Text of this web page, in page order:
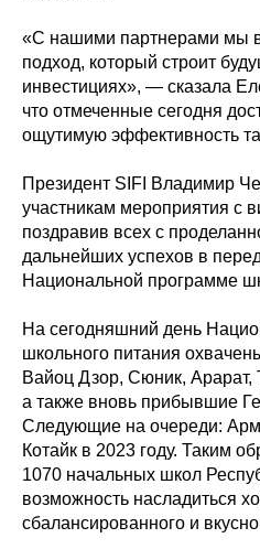
«С нашими партнерами мы
подход, который строит
инвестициях», — сказала
что отмеченные сегодня
ощутимую эффективность
Президент SIFI Владимир
участникам мероприятия с
поздравив всех с
дальнейших успехов в
Национальной программе
На сегодняшний день
школьного питания
Вайоц Дзор, Сюник,
а также вновь прибывшие
Следующие на очереди:
Котайк в 2023 году. Таким
1070 начальных школ
возможность насладиться
сбалансированного и